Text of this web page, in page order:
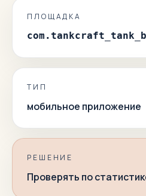
ПЛОЩАДКА
ТИП
мобильное приложение
РЕШЕНИЕ
Проверять по